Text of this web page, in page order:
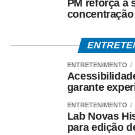
PM reforça a
ENTRETENIMENTO
garante
ENTRETENIMENTO
Lab Novas
para edição